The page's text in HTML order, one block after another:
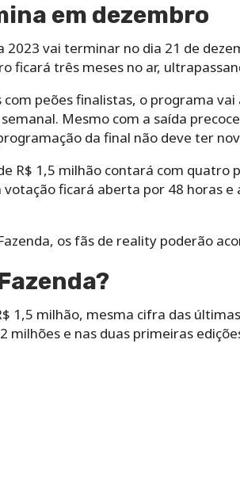
em dezembro
2023 vai terminar no dia 21 de
ficará três meses no ar,
peões finalistas, o programa
Mesmo com a saída
da final não deve ter
R$ 1,5 milhão contará com quatro
ficará aberta por 48 horas
os fãs de reality poderão
1,5 milhão, mesma cifra das
milhões e nas duas primeiras